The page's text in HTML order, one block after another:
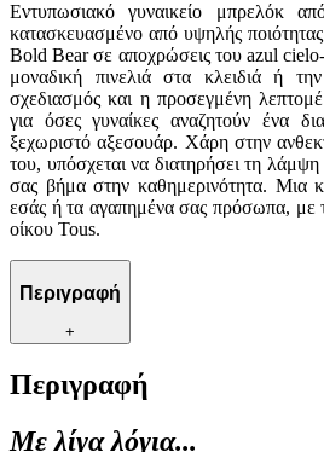
Εντυπωσιακό γυναικείο μπρελόκ
κατασκευασμένο από υψηλής
Bold Bear σε αποχρώσεις του azul cielo-
μοναδική πινελιά στα κλειδιά ή
σχεδιασμός και η προσεγμένη
για όσες γυναίκες αναζητούν ένα
ξεχωριστό αξεσουάρ. Χάρη στην
του, υπόσχεται να διατηρήσει τη
σας βήμα στην καθημερινότητα. Μια
εσάς ή τα αγαπημένα σας πρόσωπα, με
οίκου Tous.
Περιγραφή
+
Περιγραφή
Με λίγα λόγια...